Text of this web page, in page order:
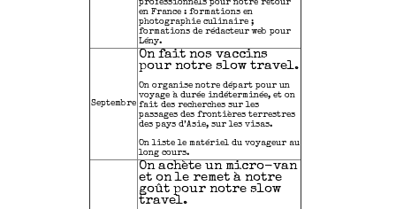
professionnels pour notre retour
en France : formations en
photographie culinaire ;
formations de rédacteur web pour
Lény.
Septembre
On fait nos vaccins
pour notre slow travel.
On organise notre départ pour un
voyage à durée indéterminée, et on
fait des recherches sur les
passages des frontières terrestres
des pays d’Asie, sur les visas.
On liste le matériel du voyageur au
long cours.
On achète un micro-van
et on le remet à notre
goût pour notre slow
travel.